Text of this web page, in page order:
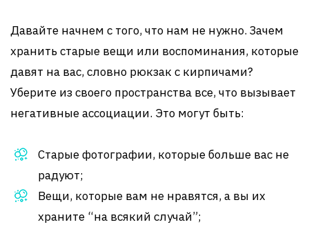
Давайте начнем с того, что нам не нужно. Зачем
хранить старые вещи или воспоминания, которые
давят на вас, словно рюкзак с кирпичами?
Уберите из своего пространства все, что вызывает
негативные ассоциации. Это могут быть:
Старые фотографии, которые больше вас не
радуют;
Вещи, которые вам не нравятся, а вы их
храните “на всякий случай”;